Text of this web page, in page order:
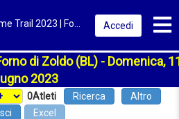
Accedi
di Zoldo (BL) - Domenica,
2023
0Atleti Ricerca
Altro
Excel